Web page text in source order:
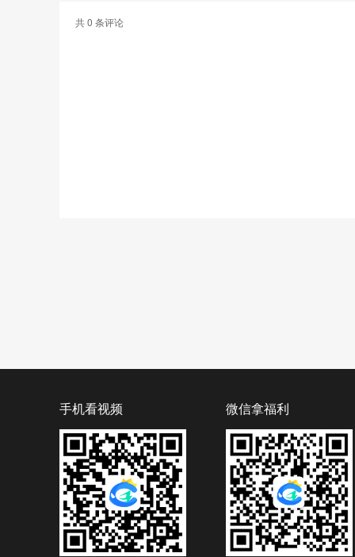
共0 条评论
手机看视频 微信拿福利